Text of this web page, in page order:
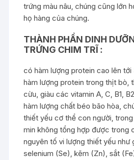
trứng màu nâu, chúng cũng lớn
họ hàng của chúng.
THÀNH PHẦN DINH
TRỨNG CHIM TRĨ :
có hàm lượng protein cao lên tới
hàm lượng protein trong thịt bò,
cừu, giàu các vitamin A, C, B1,
hàm lượng chất béo bão hòa,
thiết yếu cơ thể con người,
min không tổng hợp được trong
nguyên tố vi lượng thiết yếu như
selenium (Se), kẽm (Zn), sắt